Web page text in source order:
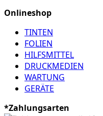
Onlineshop
TINTEN
FOLIEN
HILFSMITTEL
DRUCKMEDIEN
WARTUNG
GERÄTE
*Zahlungsarten